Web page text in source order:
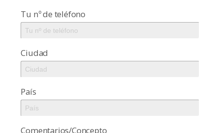
Tu nº de teléfono
Ciudad
País
Comentarios/Concepto